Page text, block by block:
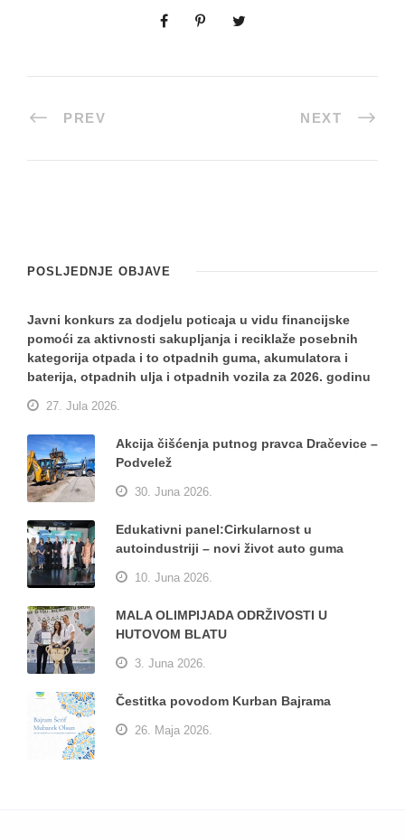
PREV NEXT
POSLJEDNJE OBJAVE
Javni konkurs za dodjelu poticaja u vidu financijske
pomoći za aktivnosti sakupljanja i reciklaže posebnih
kategorija otpada i to otpadnih guma, akumulatora i
baterija, otpadnih ulja i otpadnih vozila za 2026. godinu
27. Jula 2026.
Akcija čišćenja putnog pravca Dračevice –
Podvelež
30. Juna 2026.
Edukativni panel:Cirkularnost u
autoindustriji – novi život auto guma
10. Juna 2026.
MALA OLIMPIJADA ODRŽIVOSTI U
HUTOVOM BLATU
3. Juna 2026.
Čestitka povodom Kurban Bajrama
26. Maja 2026.